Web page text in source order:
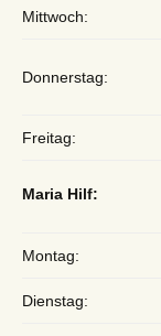
Mittwoch:
Donnerstag:
Freitag:
Maria Hilf:
Montag:
Dienstag: